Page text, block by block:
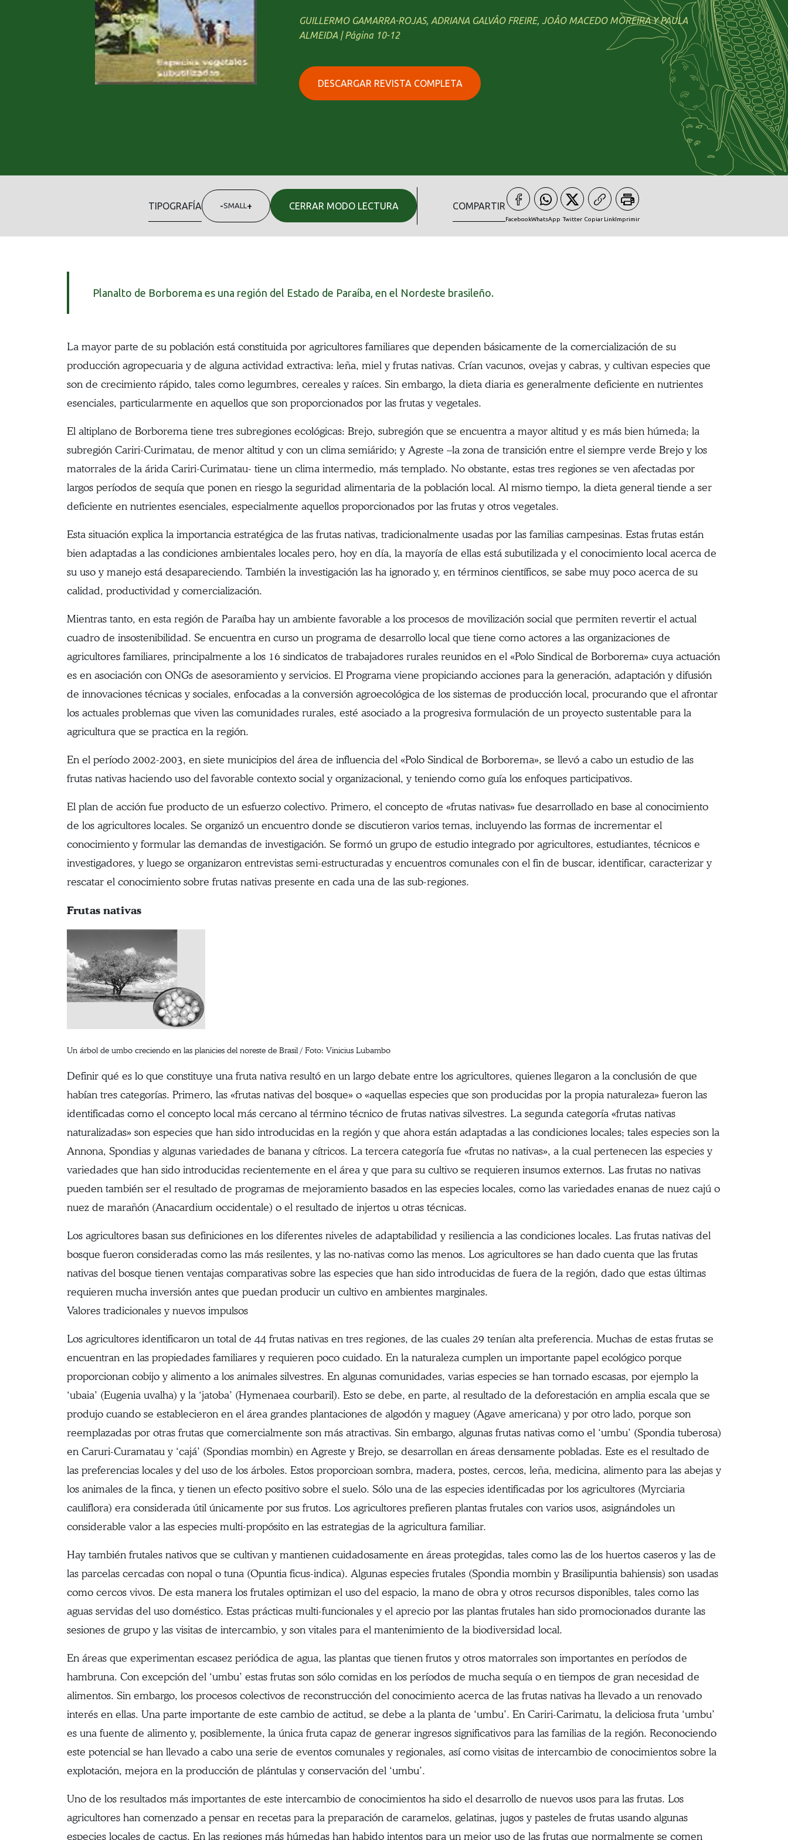
GUILLERMO GAMARRA-ROJAS, ADRIANA GALVÂO FREIRE, JOÂO MACEDO MOREIRA Y PAULA
ALMEIDA | Página 10-12
DESCARGAR REVISTA COMPLETA
TIPOGRAFÍA -SMALL + CERRAR MODO LECTURA COMPARTIR
FacebookWhatsApp Twitter Copiar LinkImprimir
Planalto de Borborema es una región del Estado de Paraíba, en el Nordeste brasileño.
La mayor parte de su población está constituida por agricultores familiares que dependen básicamente de la comercialización de su
producción agropecuaria y de alguna actividad extractiva: leña, miel y frutas nativas. Crían vacunos, ovejas y cabras, y cultivan especies que
son de crecimiento rápido, tales como legumbres, cereales y raíces. Sin embargo, la dieta diaria es generalmente deficiente en nutrientes
esenciales, particularmente en aquellos que son proporcionados por las frutas y vegetales.
El altiplano de Borborema tiene tres subregiones ecológicas: Brejo, subregión que se encuentra a mayor altitud y es más bien húmeda; la
subregión Cariri-Curimatau, de menor altitud y con un clima semiárido; y Agreste –la zona de transición entre el siempre verde Brejo y los
matorrales de la árida Cariri-Curimatau- tiene un clima intermedio, más templado. No obstante, estas tres regiones se ven afectadas por
largos períodos de sequía que ponen en riesgo la seguridad alimentaria de la población local. Al mismo tiempo, la dieta general tiende a ser
deficiente en nutrientes esenciales, especialmente aquellos proporcionados por las frutas y otros vegetales.
Esta situación explica la importancia estratégica de las frutas nativas, tradicionalmente usadas por las familias campesinas. Estas frutas están
bien adaptadas a las condiciones ambientales locales pero, hoy en día, la mayoría de ellas está subutilizada y el conocimiento local acerca de
su uso y manejo está desapareciendo. También la investigación las ha ignorado y, en términos científicos, se sabe muy poco acerca de su
calidad, productividad y comercialización.
Mientras tanto, en esta región de Paraíba hay un ambiente favorable a los procesos de movilización social que permiten revertir el actual
cuadro de insostenibilidad. Se encuentra en curso un programa de desarrollo local que tiene como actores a las organizaciones de
agricultores familiares, principalmente a los 16 sindicatos de trabajadores rurales reunidos en el «Polo Sindical de Borborema» cuya actuación
es en asociación con ONGs de asesoramiento y servicios. El Programa viene propiciando acciones para la generación, adaptación y difusión
de innovaciones técnicas y sociales, enfocadas a la conversión agroecológica de los sistemas de producción local, procurando que el afrontar
los actuales problemas que viven las comunidades rurales, esté asociado a la progresiva formulación de un proyecto sustentable para la
agricultura que se practica en la región.
En el período 2002-2003, en siete municipios del área de influencia del «Polo Sindical de Borborema», se llevó a cabo un estudio de las
frutas nativas haciendo uso del favorable contexto social y organizacional, y teniendo como guía los enfoques participativos.
El plan de acción fue producto de un esfuerzo colectivo. Primero, el concepto de «frutas nativas» fue desarrollado en base al conocimiento
de los agricultores locales. Se organizó un encuentro donde se discutieron varios temas, incluyendo las formas de incrementar el
conocimiento y formular las demandas de investigación. Se formó un grupo de estudio integrado por agricultores, estudiantes, técnicos e
investigadores, y luego se organizaron entrevistas semi-estructuradas y encuentros comunales con el fin de buscar, identificar, caracterizar y
rescatar el conocimiento sobre frutas nativas presente en cada una de las sub-regiones.
Frutas nativas
Un árbol de umbo creciendo en las planicies del noreste de Brasil / Foto: Vinicius Lubambo
Definir qué es lo que constituye una fruta nativa resultó en un largo debate entre los agricultores, quienes llegaron a la conclusión de que
habían tres categorías. Primero, las «frutas nativas del bosque» o «aquellas especies que son producidas por la propia naturaleza» fueron las
identificadas como el concepto local más cercano al término técnico de frutas nativas silvestres. La segunda categoría «frutas nativas
naturalizadas» son especies que han sido introducidas en la región y que ahora están adaptadas a las condiciones locales; tales especies son la
Annona, Spondias y algunas variedades de banana y cítricos. La tercera categoría fue «frutas no nativas», a la cual pertenecen las especies y
variedades que han sido introducidas recientemente en el área y que para su cultivo se requieren insumos externos. Las frutas no nativas
pueden también ser el resultado de programas de mejoramiento basados en las especies locales, como las variedades enanas de nuez cajú o
nuez de marañón (Anacardium occidentale) o el resultado de injertos u otras técnicas.
Los agricultores basan sus definiciones en los diferentes niveles de adaptabilidad y resiliencia a las condiciones locales. Las frutas nativas del
bosque fueron consideradas como las más resilentes, y las no-nativas como las menos. Los agricultores se han dado cuenta que las frutas
nativas del bosque tienen ventajas comparativas sobre las especies que han sido introducidas de fuera de la región, dado que estas últimas
requieren mucha inversión antes que puedan producir un cultivo en ambientes marginales.
Valores tradicionales y nuevos impulsos
Los agricultores identificaron un total de 44 frutas nativas en tres regiones, de las cuales 29 tenían alta preferencia. Muchas de estas frutas se
encuentran en las propiedades familiares y requieren poco cuidado. En la naturaleza cumplen un importante papel ecológico porque
proporcionan cobijo y alimento a los animales silvestres. En algunas comunidades, varias especies se han tornado escasas, por ejemplo la
‘ubaia’ (Eugenia uvalha) y la ‘jatoba’ (Hymenaea courbaril). Esto se debe, en parte, al resultado de la deforestación en amplia escala que se
produjo cuando se establecieron en el área grandes plantaciones de algodón y maguey (Agave americana) y por otro lado, porque son
reemplazadas por otras frutas que comercialmente son más atractivas. Sin embargo, algunas frutas nativas como el ‘umbu’ (Spondia tuberosa)
en Caruri-Curamatau y ‘cajá’ (Spondias mombin) en Agreste y Brejo, se desarrollan en áreas densamente pobladas. Este es el resultado de
las preferencias locales y del uso de los árboles. Estos proporcioan sombra, madera, postes, cercos, leña, medicina, alimento para las abejas y
los animales de la finca, y tienen un efecto positivo sobre el suelo. Sólo una de las especies identificadas por los agricultores (Myrciaria
cauliflora) era considerada útil únicamente por sus frutos. Los agricultores prefieren plantas frutales con varios usos, asignándoles un
considerable valor a las especies multi-propósito en las estrategias de la agricultura familiar.
Hay también frutales nativos que se cultivan y mantienen cuidadosamente en áreas protegidas, tales como las de los huertos caseros y las de
las parcelas cercadas con nopal o tuna (Opuntia ficus-indica). Algunas especies frutales (Spondia mombin y Brasilipuntia bahiensis) son usadas
como cercos vivos. De esta manera los frutales optimizan el uso del espacio, la mano de obra y otros recursos disponibles, tales como las
aguas servidas del uso doméstico. Estas prácticas multi-funcionales y el aprecio por las plantas frutales han sido promocionados durante las
sesiones de grupo y las visitas de intercambio, y son vitales para el mantenimiento de la biodiversidad local.
En áreas que experimentan escasez periódica de agua, las plantas que tienen frutos y otros matorrales son importantes en períodos de
hambruna. Con excepción del ‘umbu’ estas frutas son sólo comidas en los períodos de mucha sequía o en tiempos de gran necesidad de
alimentos. Sin embargo, los procesos colectivos de reconstrucción del conocimiento acerca de las frutas nativas ha llevado a un renovado
interés en ellas. Una parte importante de este cambio de actitud, se debe a la planta de ‘umbu’. En Cariri-Carimatu, la deliciosa fruta ‘umbu’
es una fuente de alimento y, posiblemente, la única fruta capaz de generar ingresos significativos para las familias de la región. Reconociendo
este potencial se han llevado a cabo una serie de eventos comunales y regionales, así como visitas de intercambio de conocimientos sobre la
explotación, mejora en la producción de plántulas y conservación del ‘umbu’.
Uno de los resultados más importantes de este intercambio de conocimientos ha sido el desarrollo de nuevos usos para las frutas. Los
agricultores han comenzado a pensar en recetas para la preparación de caramelos, gelatinas, jugos y pasteles de frutas usando algunas
especies locales de cactus. En las regiones más húmedas han habido intentos para un mejor uso de las frutas que normalmente se comen